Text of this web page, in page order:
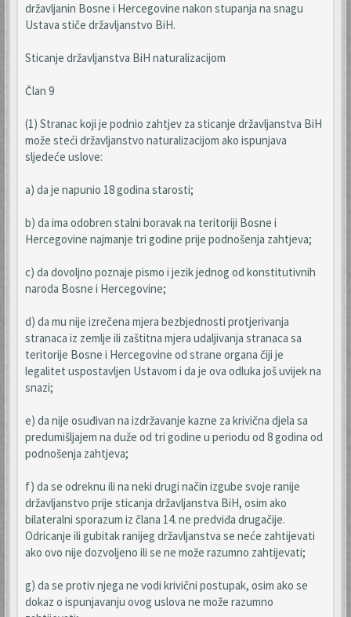
državljanin Bosne i Hercegovine nakon stupanja na snagu
Ustava stiče državljanstvo BiH.
Sticanje državljanstva BiH naturalizacijom
Član 9
(1) Stranac koji je podnio zahtjev za sticanje državljanstva BiH
može steći državljanstvo naturalizacijom ako ispunjava
sljedeće uslove:
a) da je napunio 18 godina starosti;
b) da ima odobren stalni boravak na teritoriji Bosne i
Hercegovine najmanje tri godine prije podnošenja zahtjeva;
c) da dovoljno poznaje pismo i jezik jednog od konstitutivnih
naroda Bosne i Hercegovine;
d) da mu nije izrečena mjera bezbjednosti protjerivanja
stranaca iz zemlje ili zaštitna mjera udaljivanja stranaca sa
teritorije Bosne i Hercegovine od strane organa čiji je
legalitet uspostavljen Ustavom i da je ova odluka još uvijek na
snazi;
e) da nije osuđivan na izdržavanje kazne za krivična djela sa
predumišljajem na duže od tri godine u periodu od 8 godina od
podnošenja zahtjeva;
f) da se odreknu ili na neki drugi način izgube svoje ranije
državljanstvo prije sticanja državljanstva BiH, osim ako
bilateralni sporazum iz člana 14. ne predviđa drugačije.
Odricanje ili gubitak ranijeg državljanstva se neće zahtijevati
ako ovo nije dozvoljeno ili se ne može razumno zahtijevati;
g) da se protiv njega ne vodi krivični postupak, osim ako se
dokaz o ispunjavanju ovog uslova ne može razumno